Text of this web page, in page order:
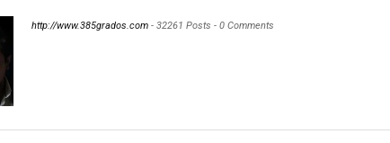
http://www.385grados.com - 32261 Posts - 0 Comments